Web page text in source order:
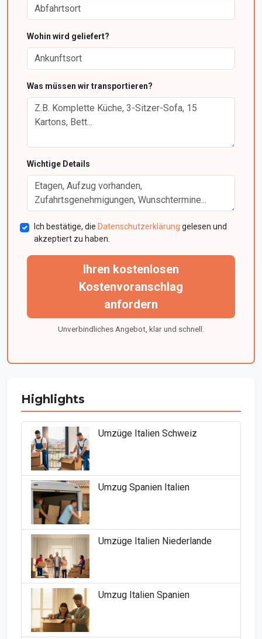
Wohin wird geliefert?
Was müssen wir transportieren?
Wichtige Details
Ich bestätige, die Datenschutzerklärung gelesen und
akzeptiert zu haben.
Ihren kostenlosen
Kostenvoranschlag
anfordern
Unverbindliches Angebot, klar und schnell.
Highlights
Umzüge Italien Schweiz
Umzug Spanien Italien
Umzüge Italien Niederlande
Umzug Italien Spanien